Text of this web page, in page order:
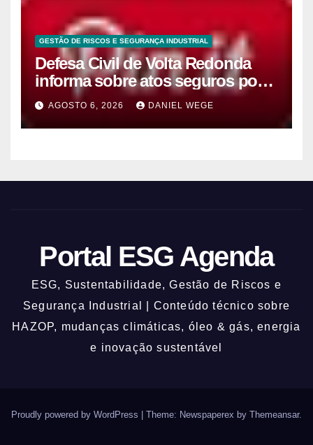
GESTÃO DE RISCOS E SEGURANÇA INDUSTRIAL
Defesa Civil de Volta Redonda
informa sobre atos seguros por
conta de efeitos meteorológicos
previstos até domingo (9)
AGOSTO 6, 2026 DANIEL WEGE
Portal ESG Agenda
ESG, Sustentabilidade, Gestão de Riscos e
Segurança Industrial | Conteúdo técnico sobre
HAZOP, mudanças climáticas, óleo & gás, energia
e inovação sustentável
Proudly powered by WordPress | Theme: Newspaperex by Themeansar.